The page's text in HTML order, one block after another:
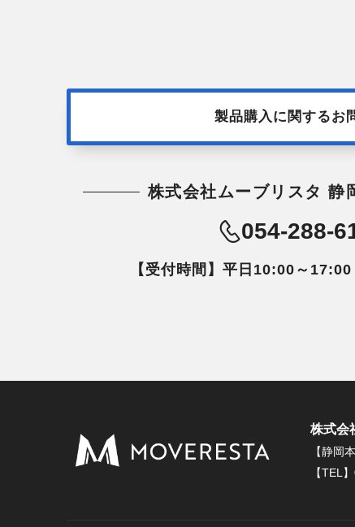
製品購入に関するお
株式会社ムーブリスタ 静
054-288-
【受付時間】平日10:00～17:00
株式会
【静岡
【TEL】